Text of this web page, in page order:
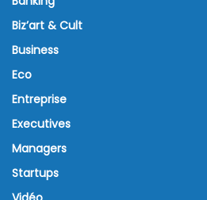
Biz’art & Cult
Business
Eco
Entreprise
Executives
Managers
Startups